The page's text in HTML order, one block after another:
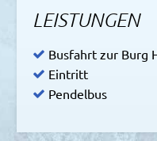
LEISTUNGEN
Busfahrt zur Burg
Eintritt
Pendelbus